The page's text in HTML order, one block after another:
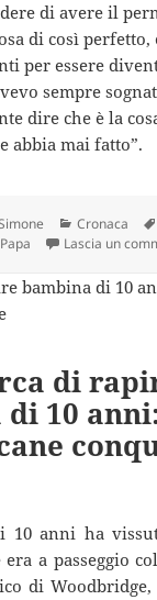
di avere il
di così
per essere
sempre
dire che è la
abbia mai fatto”.
Categorie
Cronaca
Papa Lascia un
di
10
10 anni ha
a passeggio
di